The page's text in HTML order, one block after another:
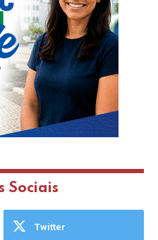
Sociais
Twitter